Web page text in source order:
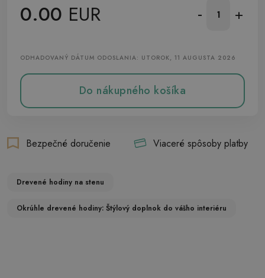
0.00 EUR - +
ODHADOVANÝ DÁTUM ODOSLANIA: UTOROK, 11 AUGUSTA 2026
Do nákupného košíka
Bezpečné doručenie Viaceré spôsoby platby
Drevené hodiny na stenu
Okrúhle drevené hodiny: Štýlový doplnok do vášho interiéru